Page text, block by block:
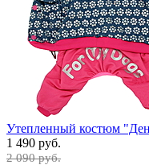
Утепленный костюм
1 490 руб.
2 090 руб.